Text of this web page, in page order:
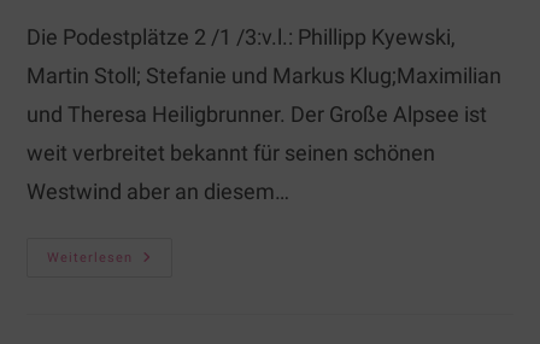
Die Podestplätze 2 /1 /3:v.l.: Phillipp Kyewski,
Martin Stoll; Stefanie und Markus Klug;Maximilian
und Theresa Heiligbrunner. Der Große Alpsee ist
weit verbreitet bekannt für seinen schönen
Westwind aber an diesem…
Weiterlesen